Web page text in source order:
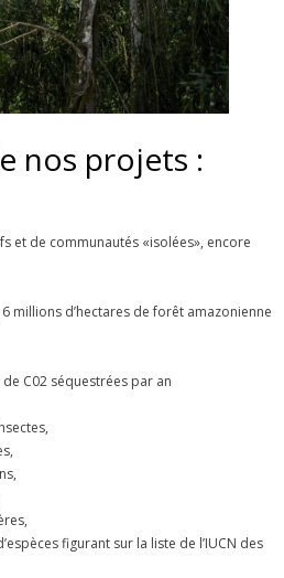
nos projets :
et de communautés «isolées», encore
millions d’hectares de forêt amazonienne
C02 séquestrées par an
figurant sur la liste de l’IUCN des